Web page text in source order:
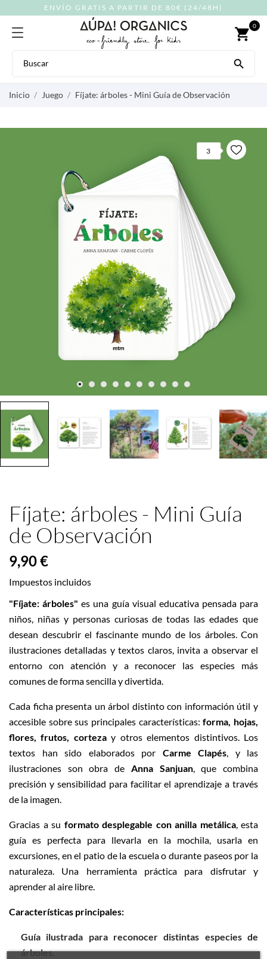
ENVÍO GRATIS A PARTIR DE 80€ (24/48H)
shopping_cart 0

Inicio Juego Fíjate: árboles - Mini Guía de Observación
3
Fíjate: árboles - Mini Guía
de Observación
9,90 €
Impuestos incluidos
"Fíjate: árboles" es una guía visual educativa pensada para
niños, niñas y personas curiosas de todas las edades que
desean descubrir el fascinante mundo de los árboles. Con
ilustraciones detalladas y textos claros, invita a observar el
entorno con atención y a reconocer las especies más
comunes de forma sencilla y divertida.
Cada ficha presenta un árbol distinto con información útil y
accesible sobre sus principales características:forma, hojas,
flores, frutos, cortezay otros elementos distintivos. Los
textos han sido elaborados por Carme Clapés, y las
ilustraciones son obra de Anna Sanjuan, que combina
precisión y sensibilidad para facilitar el aprendizaje a través
de la imagen.
Gracias a su formato desplegable con anilla metálica, esta
guía es perfecta para llevarla en la mochila, usarla en
excursiones, en el patio de la escuela o durante paseos por la
naturaleza. Una herramienta práctica para disfrutar y
aprender al aire libre.
Características principales:
Guía ilustrada para reconocer distintas especies de
árboles.